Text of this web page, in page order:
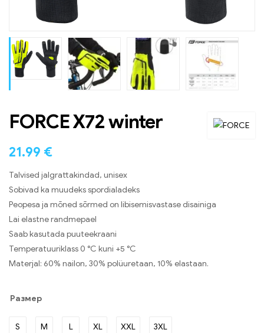
FORCE X72 winter
21.99 €
Talvised jalgrattakindad, unisex
Sobivad ka muudeks spordialadeks
Peopesa ja mõned sõrmed on libisemisvastase disainiga
Lai elastne randmepael
Saab kasutada puuteekraani
Temperatuuriklass 0 °C kuni +5 °C
Materjal: 60% nailon, 30% polüuretaan, 10% elastaan.
Размер
S M L XL XXL 3XL